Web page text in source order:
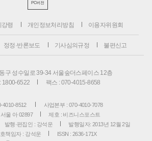
PC버전
강령 개인정보처리방침 이용자위원회
정정·반론보도 기사심의규정 불편신고
구 성수일로 39-34 서울숲더스페이스 12층
1800-6522
팩스 : 070-4015-8658
4010-8512
사업본부 : 070-4010-7078
울 아 02897
제호 : 비즈니스포스트
발행·편집인 : 강석운
발행일자: 2013년 12월 2일
책임자 : 강석운
ISSN : 2636-171X